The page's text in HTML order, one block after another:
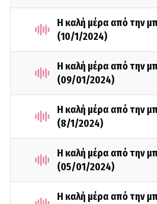
Η καλή μέρα από την
(10/1/2024)
Η καλή μέρα από την
(09/01/2024)
Η καλή μέρα από την
(8/1/2024)
Η καλή μέρα από την
(05/01/2024)
Η καλή μέρα από την